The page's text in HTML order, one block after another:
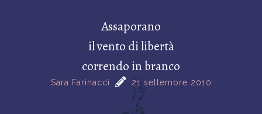
Assaporano
il vento di libertà
correndo in branco
Sara Farinacci 21 settembre 2010